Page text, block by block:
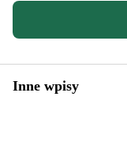
Inne wpisy